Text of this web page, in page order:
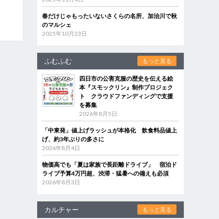
春だけじゃもったいないさくらの名所、加治川で秋
のマルシェ
2025年10月23日
ふむふむ もっと見る
四日市の公害克服の歴史を伝える絵
本『スモックリン』制作プロジェク
ト クラウドファンディングで支援
を募集
2026年8月5日
「中東発」値上げラッシュが本格化 飲食料品値上
げ、約3年ぶりの多さに
2026年8月4日
物価高でも「夏は家族で長距離ドライブ」 宿泊ド
ライブ予算4万円超、渋滞・猛暑への備えも必須
2026年8月3日
カルチャー もっと見る